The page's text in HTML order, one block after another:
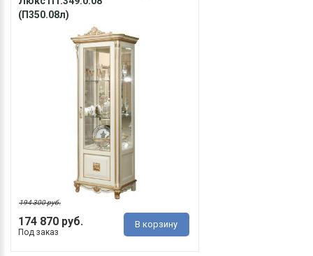
(П350.08л)
174 870 руб.
194 300 руб.
Под заказ
В корзину